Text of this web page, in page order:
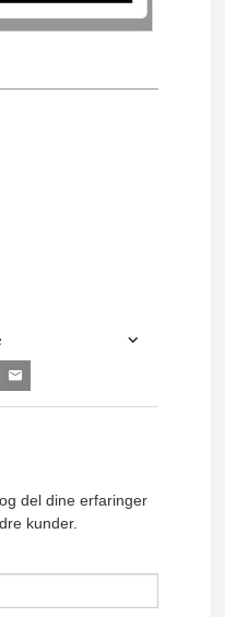
del dine erfaringer
kunder.